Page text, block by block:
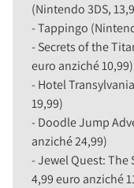
(Nintendo 3DS,
- Tappingo
- Secrets of the
euro anziché 10,99)
- Hotel
19,99)
- Doodle Jump
anziché 24,99)
- Jewel Quest: The
4,99 euro anziché